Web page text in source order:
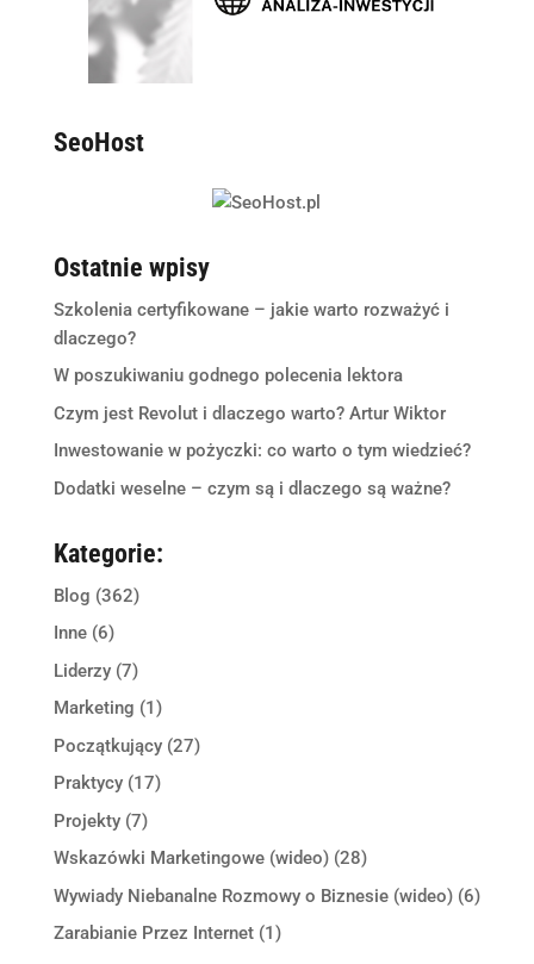
SeoHost
Ostatnie wpisy
Szkolenia certyfikowane – jakie warto rozważyć i
dlaczego?
W poszukiwaniu godnego polecenia lektora
Czym jest Revolut i dlaczego warto? Artur Wiktor
Inwestowanie w pożyczki: co warto o tym wiedzieć?
Dodatki weselne – czym są i dlaczego są ważne?
Kategorie:
Blog (362)
Inne(6)
Liderzy(7)
Marketing (1)
Początkujący(27)
Praktycy(17)
Projekty(7)
Wskazówki Marketingowe (wideo)(28)
Wywiady Niebanalne Rozmowy o Biznesie (wideo)(6)
Zarabianie Przez Internet(1)